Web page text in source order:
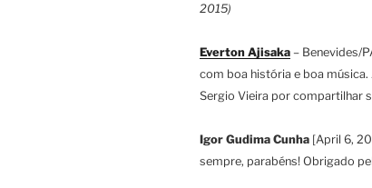
2015)
Everton Ajisaka – Benevides/
com boa história e boa
Sergio Vieira por compartilhar
Igor Gudima Cunha [April 6,
sempre, parabéns! Obrigado